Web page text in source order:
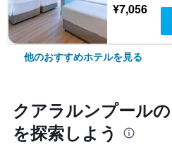
¥7,056
他のおすすめホテルを見る
クアラルンプール​
を探索しよう